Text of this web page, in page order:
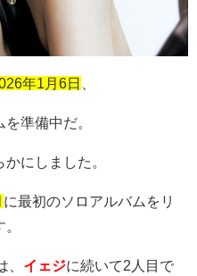
年1月6日
準備中だ。
にしました。
に最初のソロアルバムをリ
、 イェジに続いて2 人目で